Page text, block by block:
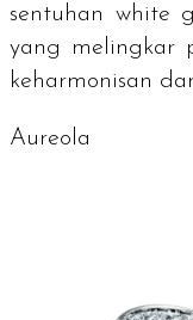
sentuhan white
yang melingkar
keharmonisan
Aureola